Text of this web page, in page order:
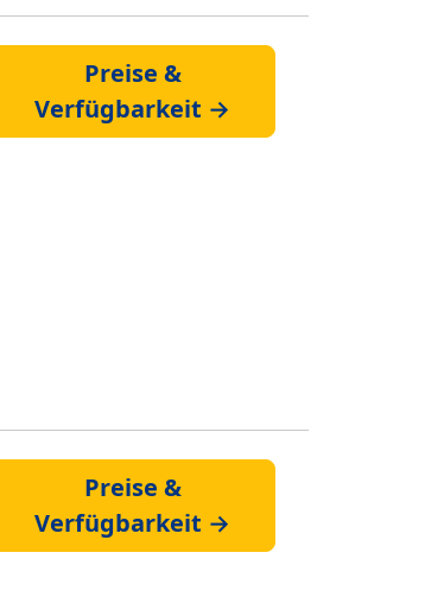
Preise &
Verfügbarkeit →
Preise &
Verfügbarkeit →